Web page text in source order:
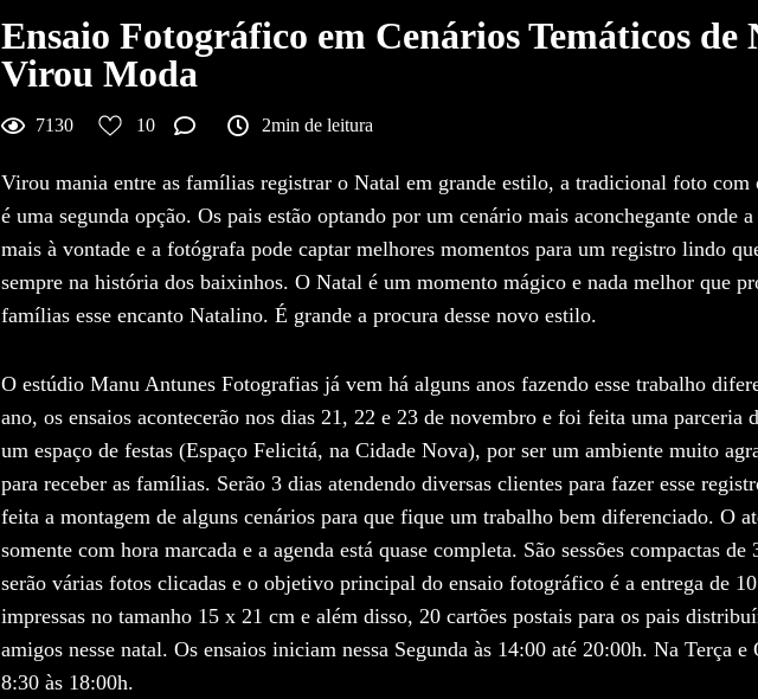
Ensaio Fotográfico em Cenários Temáticos de
Virou Moda
7130 10 2min de leitura
Virou mania entre as famílias registrar o Natal em grande estilo, a tradicional foto com
é uma segunda opção. Os pais estão optando por um cenário mais aconchegante onde
mais à vontade e a fotógrafa pode captar melhores momentos para um registro lindo
sempre na história dos baixinhos. O Natal é um momento mágico e nada melhor que
famílias esse encanto Natalino. É grande a procura desse novo estilo.
O estúdio Manu Antunes Fotografias já vem há alguns anos fazendo esse trabalho
ano, os ensaios acontecerão nos dias 21, 22 e 23 de novembro e foi feita uma parceria
um espaço de festas (Espaço Felicitá, na Cidade Nova), por ser um ambiente muito
para receber as famílias. Serão 3 dias atendendo diversas clientes para fazer esse
feita a montagem de alguns cenários para que fique um trabalho bem diferenciado. O
somente com hora marcada e a agenda está quase completa. São sessões compactas
serão várias fotos clicadas e o objetivo principal do ensaio fotográfico é a entrega de
impressas no tamanho 15 x 21 cm e além disso, 20 cartões postais para os pais
amigos nesse natal. Os ensaios iniciam nessa Segunda às 14:00 até 20:00h. Na Terça e
8:30 às 18:00h.